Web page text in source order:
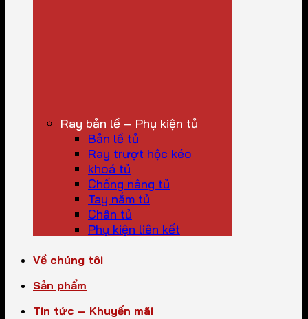
Ray bản lề – Phụ kiện tủ
Bản lề tủ
Ray trượt hộc kéo
khoá tủ
Chống nâng tủ
Tay nắm tủ
Chân tủ
Phụ kiện liên kết
Về chúng tôi
Sản phẩm
Tin tức – Khuyến mãi